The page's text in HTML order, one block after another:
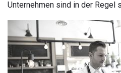
Unternehmen sind in der Regel